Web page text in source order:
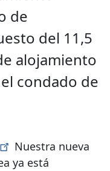
de
del 11,5
alojamiento
condado de
Nuestra nueva
ya está